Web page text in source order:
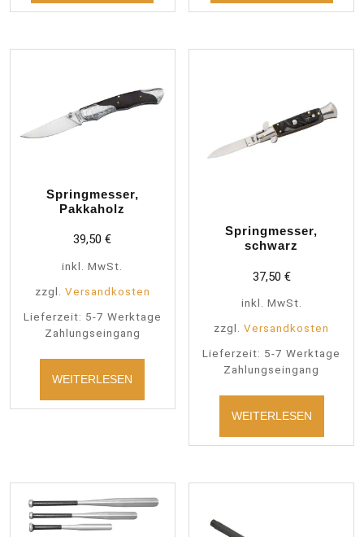
Springmesser,
Pakkaholz
39,50€
inkl. MwSt.
zzgl. Versandkosten
Lieferzeit: 5-7 Werktage
Zahlungseingang
WEITERLESEN
Springmesser,
schwarz
37,50 €
inkl. MwSt.
zzgl.Versandkosten
Lieferzeit: 5-7 Werktage
Zahlungseingang
WEITERLESEN